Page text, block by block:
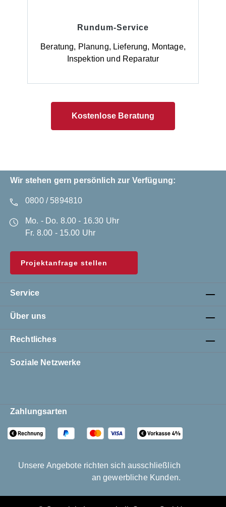
Rundum-Service
Beratung, Planung, Lieferung, Montage,
Inspektion und Reparatur
Kostenlose Beratung
Wir stehen gern persönlich zur Verfügung:
0800 / 5894810
Mo. - Do. 8.00 - 16.30 Uhr
Fr. 8.00 - 15.00 Uhr
Projektanfrage stellen
Service
Über uns
Rechtliches
Soziale Netzwerke
Zahlungsarten
Unsere Angebote richten sich ausschließlich
an gewerbliche Kunden.